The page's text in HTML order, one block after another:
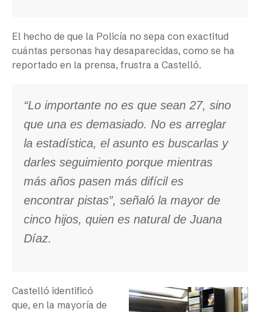
El hecho de que la Policía no sepa con exactitud
cuántas personas hay desaparecidas, como se ha
reportado en la prensa, frustra a Castelló.
“Lo importante no es que sean 27, sino
que una es demasiado. No es arreglar
la estadística, el asunto es buscarlas y
darles seguimiento porque mientras
más años pasen más difícil es
encontrar pistas”, señaló la mayor de
cinco hijos, quien es natural de Juana
Díaz.
Castelló identificó
que, en la mayoría de